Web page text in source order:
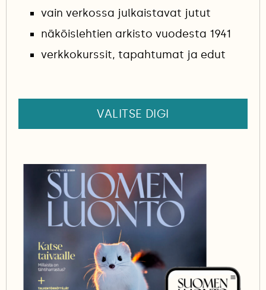
vain verkossa julkaistavat jutut
näköislehtien arkisto vuodesta 1941
verkkokurssit, tapahtumat ja edut
VALITSE DIGI